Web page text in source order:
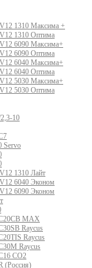
1310 Максима +
1310 Оптима
6090 Максима+
6090 Оптима
6040 Максима+
6040 Оптима
5030 Максима+
5030 Оптима
10
Servo
1310 Лайт
6040 Эконом
6090 Эконом
MAX
Raycus
Raycus
Raycus
CO2
(Россия)